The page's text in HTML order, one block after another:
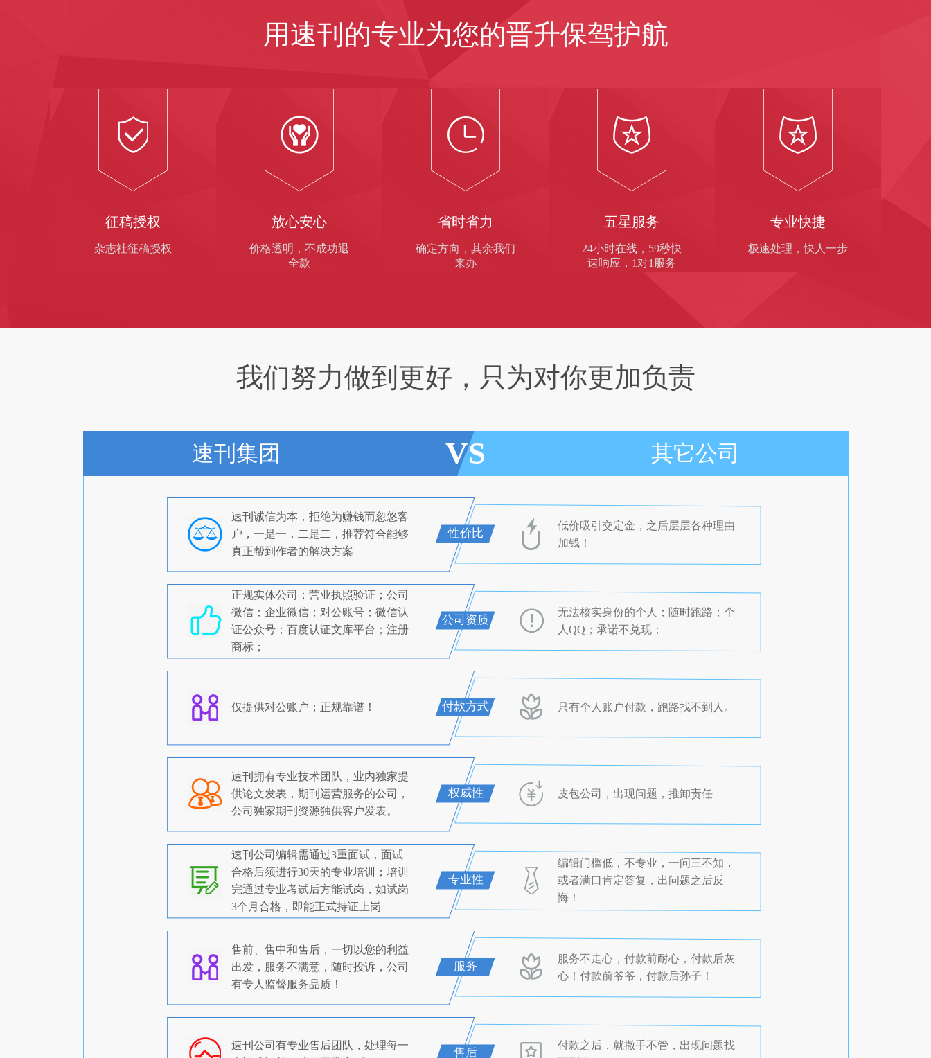
用速刊的专业为您的晋升保驾护航
征稿授权
杂志社征稿授权
放心安心
价格透明，不成功退
全款
省时省力
确定方向，其余我们
来办
五星服务
24小时在线，59秒快
速响应，1对1服务
专业快捷
极速处理，快人一步
我们努力做到更好，只为对你更加负责
速刊集团 VS 其它公司
速刊诚信为本，拒绝为赚钱而忽悠客
户，一是一，二是二，推荐符合能够
真正帮到作者的解决方案
性价比
低价吸引交定金，之后层层各种理由
加钱！
正规实体公司；营业执照验证；公司
微信；企业微信；对公账号；微信认
证公众号；百度认证文库平台；注册
商标；
公司资质
无法核实身份的个人；随时跑路；个
人QQ；承诺不兑现；
仅提供对公账户；正规靠谱！ 付款方式 只有个人账户付款，跑路找不到人。
速刊拥有专业技术团队，业内独家提
供论文发表，期刊运营服务的公司，
公司独家期刊资源独供客户发表。
权威性 皮包公司，出现问题，推卸责任
速刊公司编辑需通过3重面试，面试
合格后须进行30天的专业培训；培训
完通过专业考试后方能试岗，如试岗
3个月合格，即能正式持证上岗
专业性
编辑门槛低，不专业，一问三不知，
或者满口肯定答复，出问题之后反
悔！
售前、售中和售后，一切以您的利益
出发，服务不满意，随时投诉，公司
有专人监督服务品质！
服务
服务不走心，付款前耐心，付款后灰
心！付款前爷爷，付款后孙子！
速刊公司有专业售后团队，处理每一
售后
付款之后，就撒手不管，出现问题找